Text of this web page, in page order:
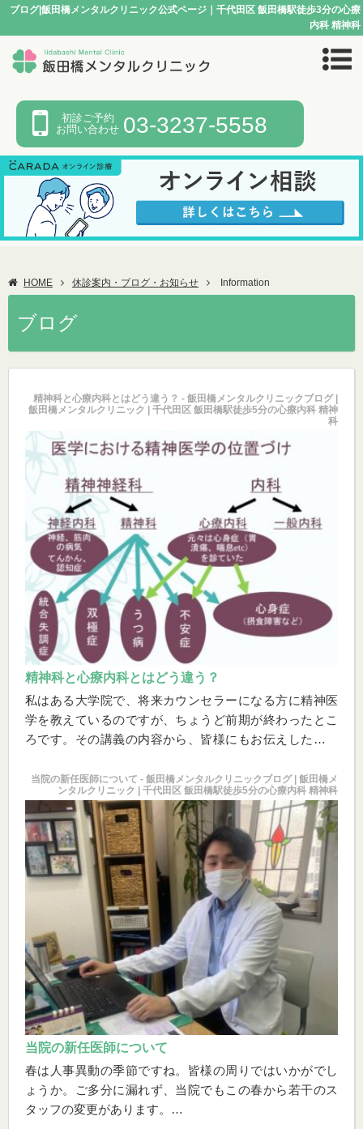
ブログ|飯田橋メンタルクリニック公式ページ｜千代田区 飯田橋駅徒歩3分の心療
内科 精神科
初診ご予約
お問い合わせ 03-3237-5558
HOME 休診案内・ブログ・お知らせ Information
ブログ
精神科と心療内科とはどう違う？ - 飯田橋メンタルクリニックブログ |
飯田橋メンタルクリニック | 千代田区 飯田橋駅徒歩5分の心療内科 精神
科
精神科と心療内科とはどう違う？
私はある大学院で、将来カウンセラーになる方に精神医
学を教えているのですが、ちょうど前期が終わったとこ
ろです。その講義の内容から、皆様にもお伝えしたいこ
て「精神科と心療内科とはどう違うか」ということを説
明しますね。
当院の新任医師について - 飯田橋メンタルクリニックブログ | 飯田橋メ
ンタルクリニック | 千代田区 飯田橋駅徒歩5分の心療内科 精神科
当院の新任医師について
春は人事異動の季節ですね。皆様の周りではいかがでし
ょうか。ご多分に漏れず、当院でもこの春から若干のス
タッフの変更があります。